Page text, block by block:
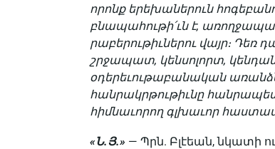
որոնք երեխաներուն
բնապահութի՛ւն է,
րաբերութիւներու վայր։ Դեռ
շրջապատ, կենսոլորտ,
օդերեւութաբանական
հանրակրթութիւնը
հիմնաւորող գլխաւոր
«Ն.Յ.» — Պրն. Բլէեան, նկատի